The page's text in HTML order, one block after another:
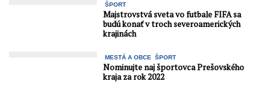
ŠPORT
Majstrovstvá sveta vo futbale FIFA sa
budú konať v troch severoamerických
krajinách
MESTÁ A OBCE ŠPORT
Nominujte naj športovca Prešovského
kraja za rok 2022